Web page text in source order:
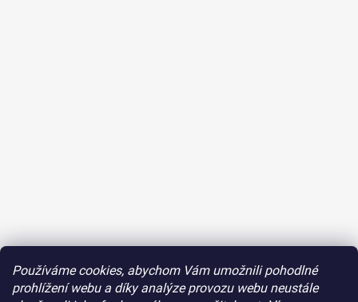
Používáme cookies, abychom Vám umožnili pohodlné
prohlížení webu a díky analýze provozu webu neustále
Sledovat na Instagramu